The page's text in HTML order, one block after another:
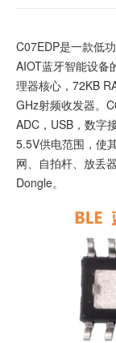
C07EDP是一款低
AIOT蓝牙智能设备
理器核心，72KB
GHz射频收发器。
ADC，USB，数字
5.5V供电范围，使
网、自拍杆、放丢
Dongle。